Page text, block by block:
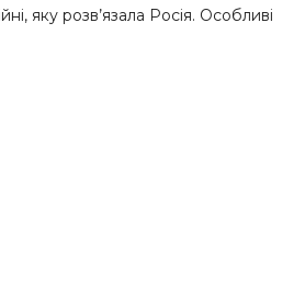
яку розв’язала Росія. Особливі